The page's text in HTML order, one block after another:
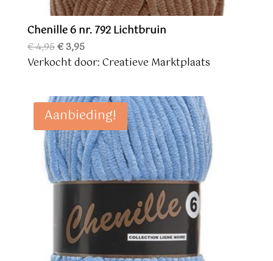
Chenille 6 nr. 792 Lichtbruin
€4,95Oorspronkelijke
prijs
€3,95Huidige
prijs
Verkocht door: Creatieve Marktplaats
Aanbieding!